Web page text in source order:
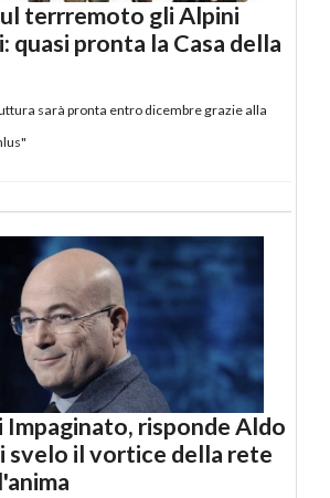
terrremoto gli Alpini
quasi pronta la Casa della
sarà pronta entro dicembre grazie alla
Impaginato, risponde Aldo
svelo il vortice della rete